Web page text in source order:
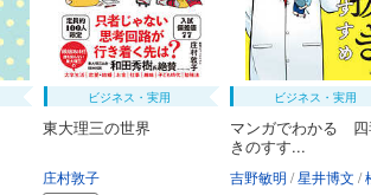
ビジネス・実用
東大理三の世界
庄村敦子
ビジネス・実用
マンガでわかる 四
きのすす...
吉野敏明 星井博文 松